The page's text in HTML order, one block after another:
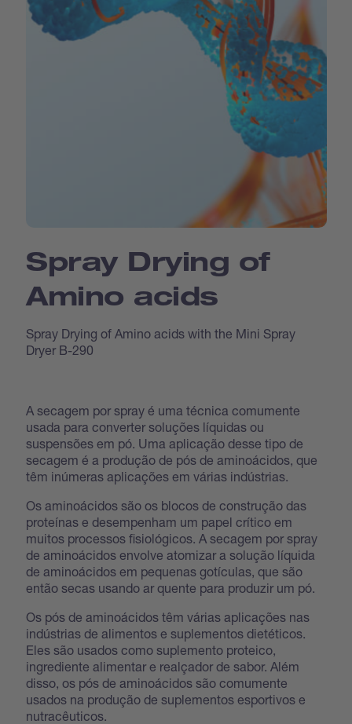
Spray Drying of
Amino acids
Spray Drying of Amino acids with the Mini Spray
Dryer B-290
A secagem por spray é uma técnica comumente
usada para converter soluções líquidas ou
suspensões em pó. Uma aplicação desse tipo de
secagem é a produção de pós de aminoácidos, que
têm inúmeras aplicações em várias indústrias.
Os aminoácidos são os blocos de construção das
proteínas e desempenham um papel crítico em
muitos processos fisiológicos. A secagem por spray
de aminoácidos envolve atomizar a solução líquida
de aminoácidos em pequenas gotículas, que são
então secas usando ar quente para produzir um pó.
Os pós de aminoácidos têm várias aplicações nas
indústrias de alimentos e suplementos dietéticos.
Eles são usados como suplemento proteico,
ingrediente alimentar e realçador de sabor. Além
disso, os pós de aminoácidos são comumente
usados na produção de suplementos esportivos e
nutracêuticos.